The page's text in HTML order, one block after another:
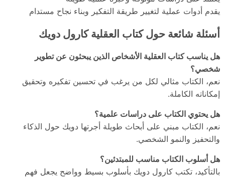
يقدم أدوات عملية لتغيير طريقة التفكير وبناء نجاح مستدام
أسئلة شائعة حول كتاب العقلية كارول دويك
هل يناسب كتاب العقلية الأشخاص الذين يبحثون عن تطوير
شخصي؟
نعم، الكتاب مثالي لكل من يرغب في تحسين تفكيره وتحقيق
إمكاناته الكاملة.
هل يحتوي الكتاب على دراسات علمية؟
نعم، الكتاب مبني على أبحاث طويلة أجرتها دويك حول الذكاء
والتحفيز والنمو الشخصي.
هل أسلوب الكتاب مناسب للمبتدئين؟
بالتأكيد، تكتب كارول دويك بأسلوب بسيط وواضح يجعل فهم